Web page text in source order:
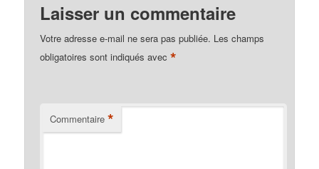
Laisser un commentaire
Votre adresse e-mail ne sera pas publiée. Les champs
obligatoires sont indiqués avec*
Commentaire *